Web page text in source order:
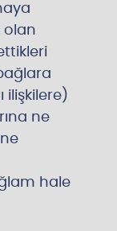
olan
ilişkilere)
ne
hale